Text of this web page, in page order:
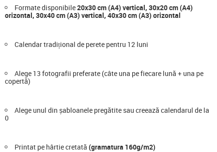
Formate disponibile20x30 cm (A4) vertical, 30x20 cm (A4)
orizontal, 30x40 cm (A3) vertical, 40x30 cm (A3) orizontal
Calendar tradițional de perete pentru 12 luni
Alege 13 fotografii preferate (câte una pe fiecare lună + una pe
copertă)
Alege unul din șabloanele pregătite sau creează calendarul de la
0
Printat pe hârtie cretată (gramatura 160g/m2)